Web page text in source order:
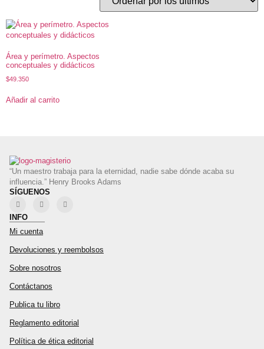
Área y perímetro. Aspectos
conceptuales y didácticos
$49.350
Añadir al carrito
“Un maestro trabaja para la eternidad, nadie sabe dónde acaba su
influencia.” Henry Brooks Adams
SÍGUENOS
INFO
Mi cuenta
Devoluciones y reembolsos
Sobre nosotros
Contáctanos
Publica tu libro
Reglamento editorial
Política de ética editorial